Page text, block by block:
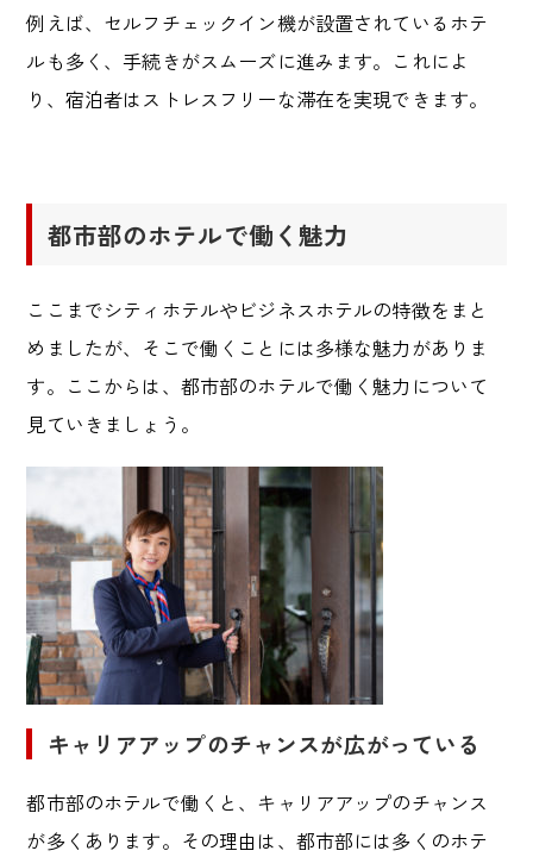
例えば、セルフチェックイン機が設置されているホテ
ルも多く、手続きがスムーズに進みます。これによ
り、宿泊者はストレスフリーな滞在を実現できます。
都市部のホテルで働く魅力
ここまでシティホテルやビジネスホテルの特徴をまと
めましたが、そこで働くことには多様な魅力がありま
す。ここからは、都市部のホテルで働く魅力について
見ていきましょう。
キャリアアップのチャンスが広がっている
都市部のホテルで働くと、キャリアアップのチャンス
が多くあります。その理由は、都市部には多くのホテ